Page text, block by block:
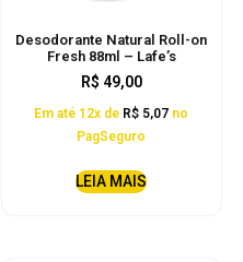
Desodorante Natural Roll-on
Fresh 88ml – Lafe’s
R$ 49,00
Em até 12x de R$ 5,07 no
PagSeguro
LEIA MAIS